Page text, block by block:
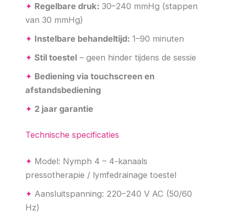
✦ Regelbare druk: 30–240 mmHg (stappen
van 30 mmHg)
✦ Instelbare behandeltijd: 1–90 minuten
✦ Stil toestel – geen hinder tijdens de sessie
✦ Bediening via touchscreen en
afstandsbediening
✦ 2 jaar garantie
Technische specificaties
✦ Model: Nymph 4 – 4-kanaals
pressotherapie / lymfedrainage toestel
✦ Aansluitspanning: 220–240 V AC (50/60
Hz)